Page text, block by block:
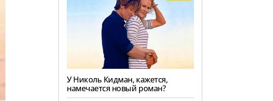
У Николь Кидман, кажется,
намечается новый роман?